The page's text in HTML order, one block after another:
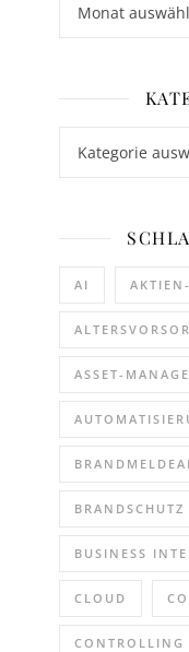
AI
ASSET-
BRANDSCHUTZ
BUSINESS
CLOUD
CONTROLLING